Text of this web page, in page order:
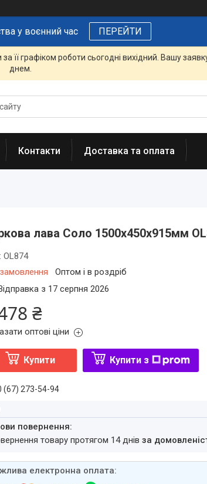
у воєнний час ПЕРЕЙТИ
її графіком роботи сьогодні вихідний. Вашу
днем.
Контакти Доставка та оплата
лава Соло 1500х450х915мм
Оптом і в роздріб
OL874
з 17 серпня 2026
₴
оптові ціни
Купити Купити з
(67) 273-54-94
товару протягом 14 днівза